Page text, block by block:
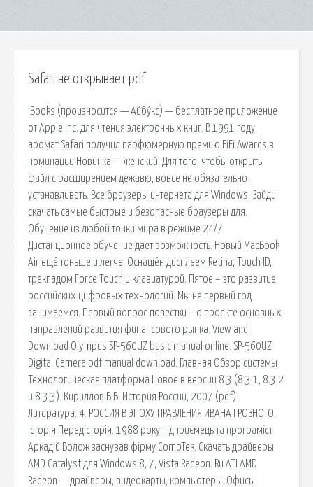
Safari не открывает pdf
iBooks (произносится — Айбу́кс) — бесплатное приложение
от Apple Inc. для чтения электронных книг. В 1991 году
аромат Safari получил парфюмерную премию FiFi Awards в
номинации Новинка — женский. Для того, чтобы открыть
файл с расширением дежавю, вовсе не обязательно
устанавливать. Все браузеры интернета для Windows. Зайди
скачать самые быстрые и безопасные браузеры для.
Обучение из любой точки мира в режиме 24/7
Дистанционное обучение дает возможность. Новый MacBook
Air ещё тоньше и легче. Оснащён дисплеем Retina, Touch ID,
трекпадом Force Touch и клавиатурой. Пятое – это развитие
российских цифровых технологий. Мы не первый год
занимаемся. Первый вопрос повестки – о проекте основных
направлений развития финансового рынка. View and
Download Olympus SP-560UZ basic manual online. SP-560UZ
Digital Camera pdf manual download. Главная Обзор системы
Технологическая платформа Новое в версии 8.3 (8.3.1, 8.3.2
и 8.3.3). Кириллов В.В. История России, 2007 (pdf)
Литература. 4. РОССИЯ В ЭПОХУ ПРАВЛЕНИЯ ИВАНА ГРОЗНОГО.
Історія Передісторія. 1988 року підприємець та програміст
Аркадій Волож заснував фірму CompTek. Скачать драйверы
AMD Catalyst для Windows 8, 7, Vista Radeon. Ru ATI AMD
Radeon — драйверы, видеокарты, компьютеры. Офисы